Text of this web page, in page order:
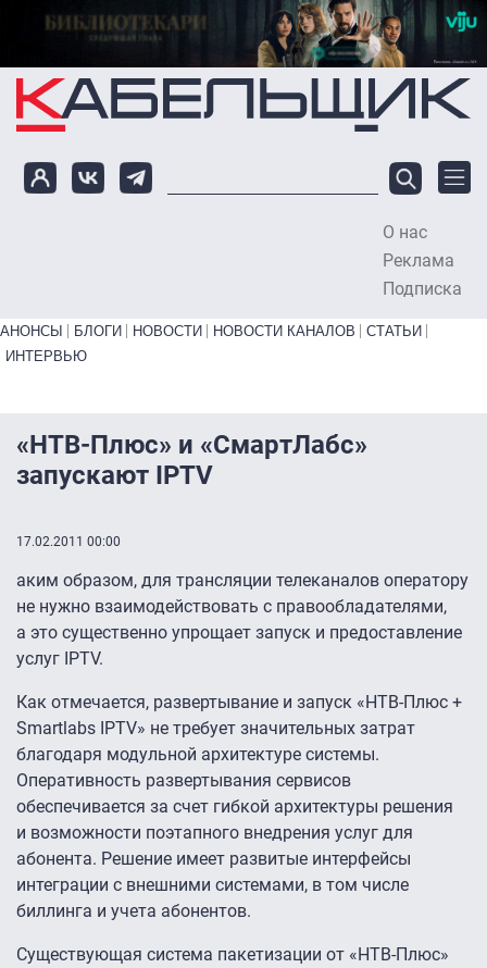
Перейти к основному содержанию
О нас
Реклама
Подписка
Primary links bottom
АНОНСЫ БЛОГИ НОВОСТИ НОВОСТИ КАНАЛОВ
СТАТЬИ
ИНТЕРВЬЮ
«НТВ-Плюс» и «СмартЛабс»
запускают IPTV
17.02.2011 00:00
аким образом, для трансляции телеканалов оператору
не нужно взаимодействовать с правообладателями,
а это существенно упрощает запуск и предоставление
услуг IPTV.
Как отмечается, развертывание и запуск «НТВ-Плюс +
Smartlabs IPTV» не требует значительных затрат
благодаря модульной архитектуре системы.
Оперативность развертывания сервисов
обеспечивается за счет гибкой архитектуры решения
и возможности поэтапного внедрения услуг для
абонента. Решение имеет развитые интерфейсы
интеграции с внешними системами, в том числе
биллинга и учета абонентов.
Существующая система пакетизации от «НТВ-Плюс»